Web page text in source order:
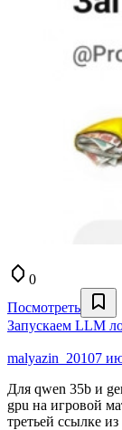
0
Посмотреть
Запускаем LLM
malyazin_20107
Для qwen 35b и
gpu на игровой
третьей ссылке из